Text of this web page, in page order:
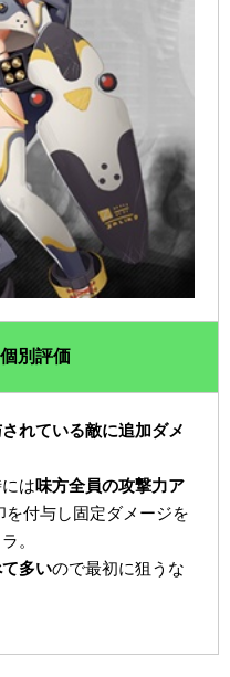
別評価
れている敵に追加ダメ
には味方全員の攻撃力ア
付与し固定ダメージを
。
多いので最初に狙うな